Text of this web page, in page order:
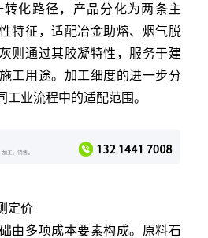
化路径，产品分化为两条主
特征，适配冶金助熔、烟气脱
则通过其胶凝特性，服务于建
工用途。加工细度的进一步分
业流程中的适配范围。
定价
由多项成本要素构成。原料石